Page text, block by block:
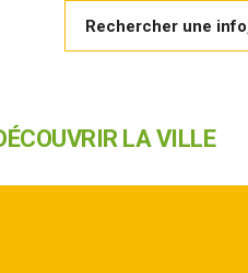
LA VILLE